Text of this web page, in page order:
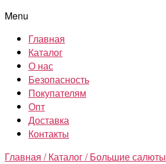
Menu
Главная
Каталог
О нас
Безопасность
Покупателям
Опт
Доставка
Контакты
Главная /Каталог /Большие салюты